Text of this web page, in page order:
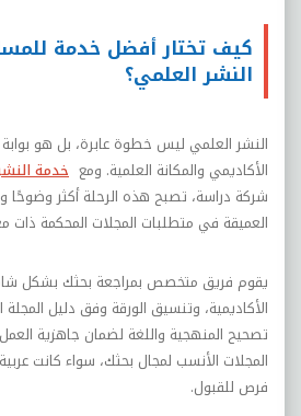
كيف تختار أفضل خدمة
النشر العلمي؟
النشر العلمي ليس خطوة عابرة، بل هو بوابة
الأكاديمي والمكانة العلمية. ومع خدمة
شركة دراسة، تصبح هذه الرحلة أكثر وضوحًا
العميقة في متطلبات المجلات المحكمة ذات
يقوم فريق متخصص بمراجعة بحثك بشكل
الأكاديمية، وتنسيق الورقة وفق دليل
تصحيح المنهجية واللغة لضمان جاهزية العمل
المجلات الأنسب لمجال بحثك، سواء كانت
فرص للقبول.